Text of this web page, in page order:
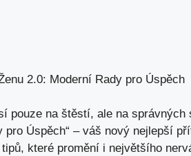
2.0: Moderní Rady pro Úspěch
pouze na⁤ štěstí, ale na správných
Úspěch“ – váš nový nejlepší
které promění i největšího‍